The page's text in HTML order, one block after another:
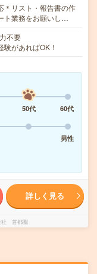
＊リスト・報告書の作
ト業務をお願いし…
不要
があればOK！
50代
60代
男性
詳しく見る
社 首都圏